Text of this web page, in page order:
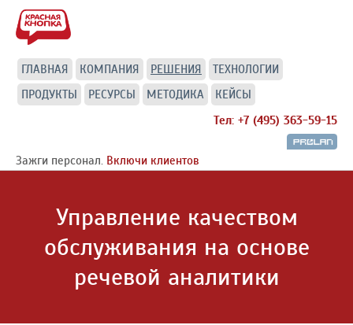
ГЛАВНАЯ КОМПАНИЯ РЕШЕНИЯ
ТЕХНОЛОГИИ
ПРОДУКТЫ
РЕСУРСЫ МЕТОДИКА
КЕЙСЫ
Тел: +7 (495) 363-59-15
Зажги персонал. Включи клиентов
Управление качеством
обслуживания на основе
речевой аналитики